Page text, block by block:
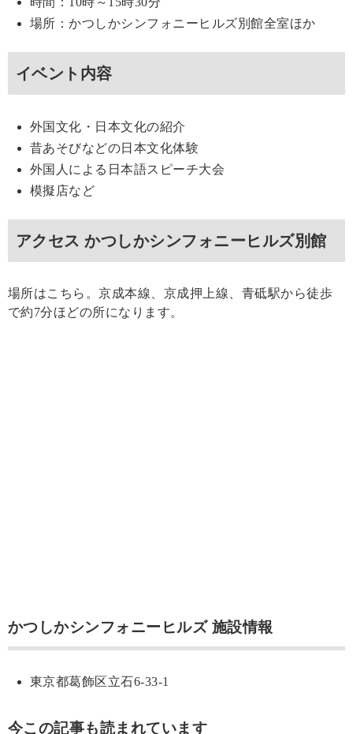
場所：かつしかシンフォニーヒルズ別館全室ほか
イベント内容
外国文化・日本文化の紹介
昔あそびなどの日本文化体験
外国人による日本語スピーチ大会
模擬店など
アクセス かつしかシンフォニーヒルズ別館
場所はこちら。京成本線、京成押上線、青砥駅から徒歩
で約7分ほどの所になります。
かつしかシンフォニーヒルズ 施設情報
東京都葛飾区立石6-33-1
今この記事も読まれています